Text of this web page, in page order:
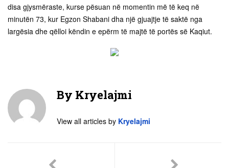
disa gjysmëraste, kurse pësuan në momentin më të keq në
minutën 73, kur Egzon Shabani dha një gjuajtje të saktë nga
largësia dhe qëlloi këndin e epërm të majtë të portës së Kaqiut.
By Kryelajmi
View all articles by Kryelajmi